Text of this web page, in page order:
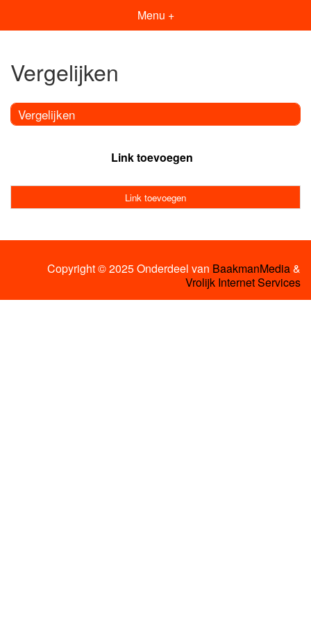
Menu +
Vergelijken
Vergelijken
Link toevoegen
Link toevoegen
Copyright © 2025 Onderdeel van BaakmanMedia&
Vrolijk Internet Services